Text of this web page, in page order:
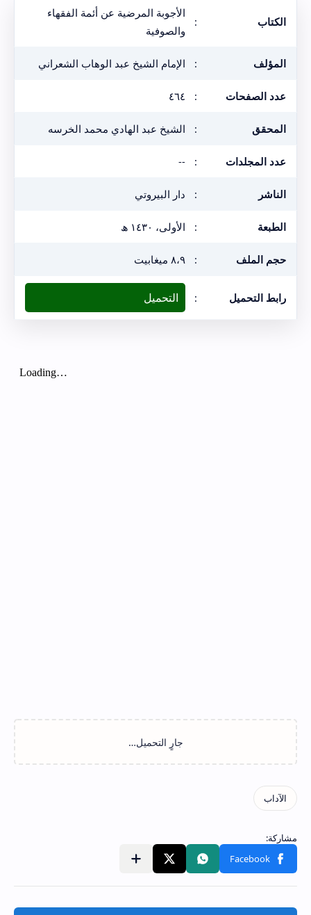
الكتاب :
الأجوبة المرضية عن أئمة الفقهاء
والصوفية
المؤلف : الإمام الشيخ عبد الوهاب الشعراني
عدد الصفحات : ٤٦٤
المحقق : الشيخ عبد الهادي محمد الخرسه
عدد المجلدات :
--
الناشر : دار البيروتي
الطبعة : الأولى، ١٤٣٠ ھ
حجم الملف : ٨،٩ ميغابيت
رابط التحميل : التحميل